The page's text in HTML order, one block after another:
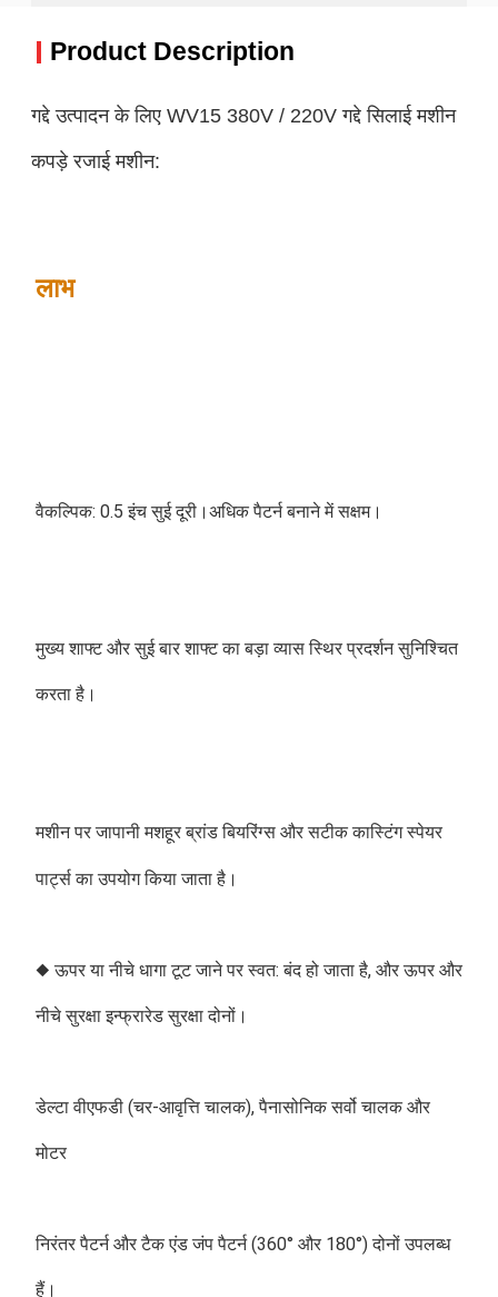
Product Description
गद्दे उत्पादन के लिए WV15 380V / 220V गद्दे सिलाई मशीन
कपड़े रजाई मशीन:
लाभ
वैकल्पिक: 0.5 इंच सुई दूरी।अधिक पैटर्न बनाने में सक्षम।
मुख्य शाफ्ट और सुई बार शाफ्ट का बड़ा व्यास स्थिर प्रदर्शन सुनिश्चित
करता है।
मशीन पर जापानी मशहूर ब्रांड बियरिंग्स और सटीक कास्टिंग स्पेयर
पार्ट्स का उपयोग किया जाता है।
◆ ऊपर या नीचे धागा टूट जाने पर स्वत: बंद हो जाता है, और ऊपर और
नीचे सुरक्षा इन्फ्रारेड सुरक्षा दोनों।
डेल्टा वीएफडी (चर-आवृत्ति चालक), पैनासोनिक सर्वो चालक और
मोटर
निरंतर पैटर्न और टैक एंड जंप पैटर्न (360° और 180°) दोनों उपलब्ध
हैं।